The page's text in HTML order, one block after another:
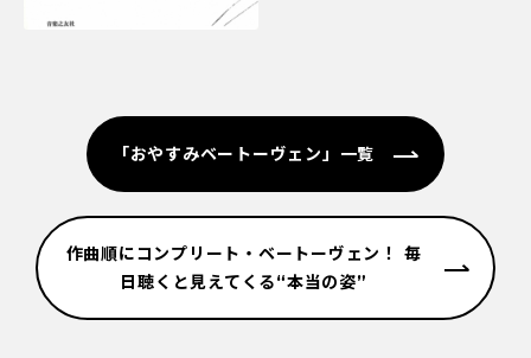
「おやすみベートーヴェン」一覧
作曲順にコンプリート・ベートーヴェン！ 毎
日聴くと見えてくる“本当の姿”